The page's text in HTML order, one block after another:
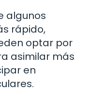
algunos
rápido,
optar por
asimilar más
en